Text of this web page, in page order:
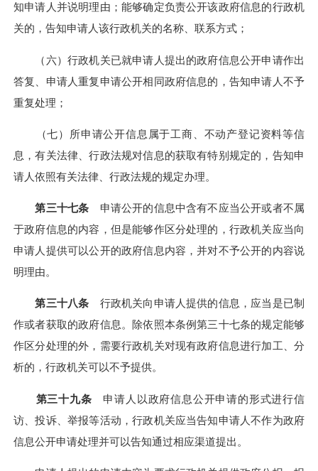
知申请人并说明理由；能够确定负责公开该政府信息的行政机
关的，告知申请人该行政机关的名称、联系方式；
（六）行政机关已就申请人提出的政府信息公开申请作出
答复、申请人重复申请公开相同政府信息的，告知申请人不予
重复处理；
（七）所申请公开信息属于工商、不动产登记资料等信
息，有关法律、行政法规对信息的获取有特别规定的，告知申
请人依照有关法律、行政法规的规定办理。
第三十七条 申请公开的信息中含有不应当公开或者不属
于政府信息的内容，但是能够作区分处理的，行政机关应当向
申请人提供可以公开的政府信息内容，并对不予公开的内容说
明理由。
第三十八条 行政机关向申请人提供的信息，应当是已制
作或者获取的政府信息。除依照本条例第三十七条的规定能够
作区分处理的外，需要行政机关对现有政府信息进行加工、分
析的，行政机关可以不予提供。
第三十九条 申请人以政府信息公开申请的形式进行信
访、投诉、举报等活动，行政机关应当告知申请人不作为政府
信息公开申请处理并可以告知通过相应渠道提出。